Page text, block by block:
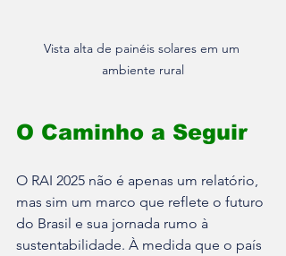
Vista alta de painéis solares em um
ambiente rural
O Caminho a Seguir
O RAI 2025 não é apenas um relatório,
mas sim um marco que reflete o futuro
do Brasil e sua jornada rumo à
sustentabilidade. À medida que o país